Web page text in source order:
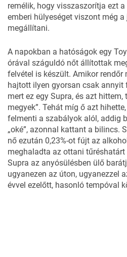
remélik, hogy visszaszorítja ezt
emberi hülyeséget viszont még
megállítani.
A napokban a hatóságok egy
órával száguldó nőt állítottak
felvétel is készült. Amikor rendőr
hajtott ilyen gyorsan csak annyit
mert ez egy Supra, és azt hittem,
megyek”. Tehát míg ő azt
felmenti a szabályok alól, addig
„oké”, azonnal kattant a bilincs.
nő ezután 0,23%-ot fújt az
meghaladta az ottani tűréshatárt
Supra az anyósülésben ülő
ugyanezen az úton, ugyanezzel
évvel ezelőtt, hasonló tempóval